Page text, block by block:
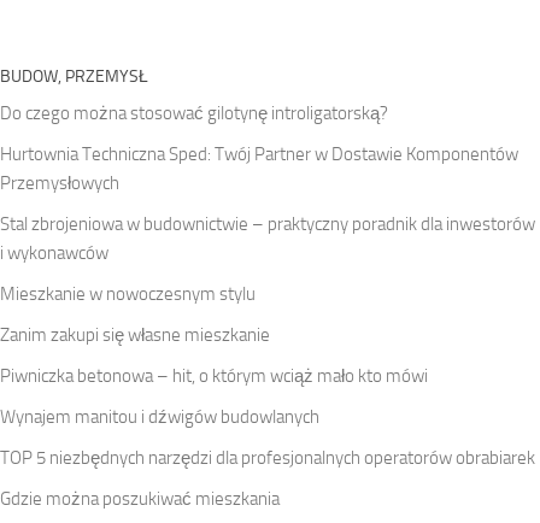
BUDOW, PRZEMYSŁ
Do czego można stosować gilotynę introligatorską?
Hurtownia Techniczna Sped: Twój Partner w Dostawie Komponentów
Przemysłowych
Stal zbrojeniowa w budownictwie – praktyczny poradnik dla inwestorów
i wykonawców
Mieszkanie w nowoczesnym stylu
Zanim zakupi się własne mieszkanie
Piwniczka betonowa – hit, o którym wciąż mało kto mówi
Wynajem manitou i dźwigów budowlanych
TOP 5 niezbędnych narzędzi dla profesjonalnych operatorów obrabiarek
Gdzie można poszukiwać mieszkania